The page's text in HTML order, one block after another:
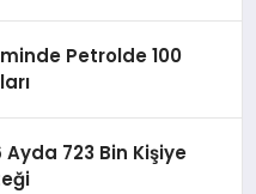
Petrolde 100
Ayda 723 Bin Kişiye